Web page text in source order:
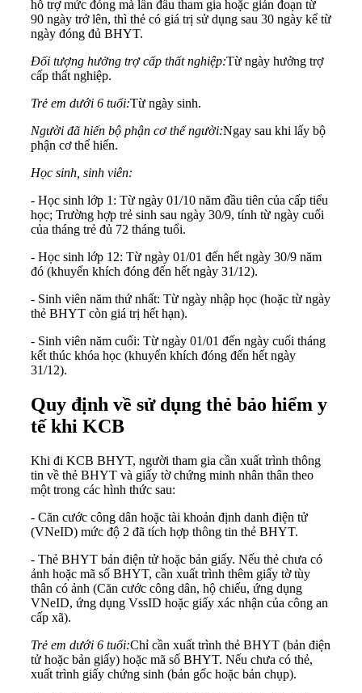
hỗ trợ mức đóng mà lần đầu tham gia hoặc gián đoạn từ
90 ngày trở lên, thì thẻ có giá trị sử dụng sau 30 ngày kể từ
ngày đóng đủ BHYT.
Đối tượng hưởng trợ cấp thất nghiệp:Từ ngày hưởng trợ
cấp thất nghiệp.
Trẻ em dưới 6 tuổi:Từ ngày sinh.
Người đã hiến bộ phận cơ thể người:Ngay sau khi lấy bộ
phận cơ thể hiến.
Học sinh, sinh viên:
- Học sinh lớp 1: Từ ngày 01/10 năm đầu tiên của cấp tiểu
học; Trường hợp trẻ sinh sau ngày 30/9, tính từ ngày cuối
của tháng trẻ đủ 72 tháng tuổi.
- Học sinh lớp 12: Từ ngày 01/01 đến hết ngày 30/9 năm
đó (khuyến khích đóng đến hết ngày 31/12).
- Sinh viên năm thứ nhất: Từ ngày nhập học (hoặc từ ngày
thẻ BHYT còn giá trị hết hạn).
- Sinh viên năm cuối: Từ ngày 01/01 đến ngày cuối tháng
kết thúc khóa học (khuyến khích đóng đến hết ngày
31/12).
Quy định về sử dụng thẻ bảo hiểm y
tế khi KCB
Khi đi KCB BHYT, người tham gia cần xuất trình thông
tin về thẻ BHYT và giấy tờ chứng minh nhân thân theo
một trong các hình thức sau:
- Căn cước công dân hoặc tài khoản định danh điện tử
(VNeID) mức độ 2 đã tích hợp thông tin thẻ BHYT.
- Thẻ BHYT bản điện tử hoặc bản giấy. Nếu thẻ chưa có
ảnh hoặc mã số BHYT, cần xuất trình thêm giấy tờ tùy
thân có ảnh (Căn cước công dân, hộ chiếu, ứng dụng
VNeID, ứng dụng VssID hoặc giấy xác nhận của công an
cấp xã).
Trẻ em dưới 6 tuổi:Chỉ cần xuất trình thẻ BHYT (bản điện
tử hoặc bản giấy) hoặc mã số BHYT. Nếu chưa có thẻ,
xuất trình giấy chứng sinh (bản gốc hoặc bản chụp).